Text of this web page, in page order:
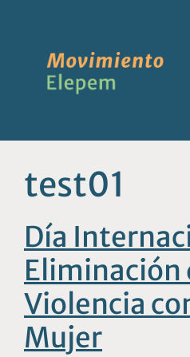
test01
Día
Eliminación
Violencia
Mujer